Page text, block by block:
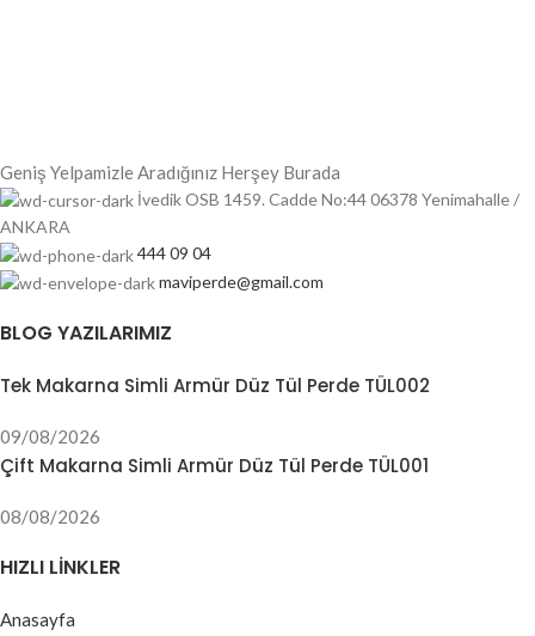
Geniş Yelpamizle Aradığınız Herşey Burada
İvedik OSB 1459. Cadde No:44 06378 Yenimahalle /
ANKARA
444 09 04
maviperde@gmail.com
BLOG YAZILARIMIZ
Tek Makarna Simli Armür Düz Tül Perde TÜL002
09/08/2026
Çift Makarna Simli Armür Düz Tül Perde TÜL001
08/08/2026
HIZLI LINKLER
Anasayfa